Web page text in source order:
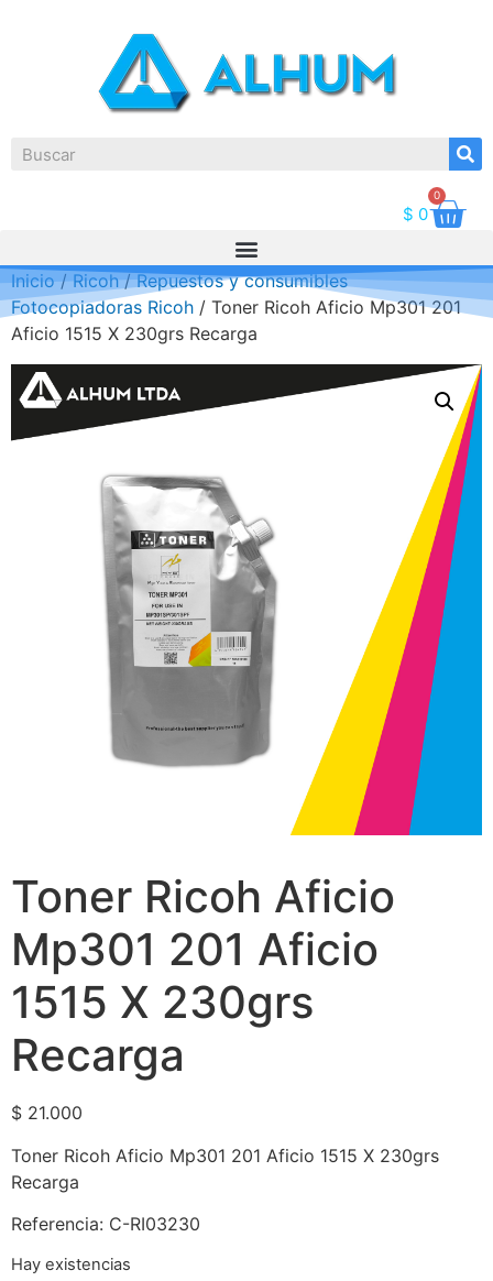
$ 0
0
Inicio/Ricoh/Repuestos y consumibles
Fotocopiadoras Ricoh / Toner Ricoh Aficio Mp301 201
Aficio 1515 X 230grs Recarga
Toner Ricoh Aficio
Mp301 201 Aficio
1515 X 230grs
Recarga
$ 21.000
Toner Ricoh Aficio Mp301 201 Aficio 1515 X 230grs
Recarga
Referencia: C-RI03230
Hay existencias